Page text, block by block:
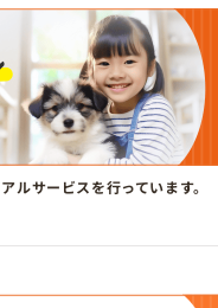
ルサービスを行っています。